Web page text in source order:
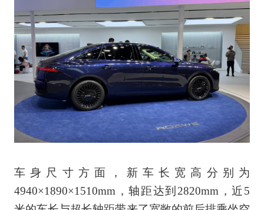
车身尺寸方面，新车长宽高分别为
4940×1890×1510mm，轴距达到2820mm，近5